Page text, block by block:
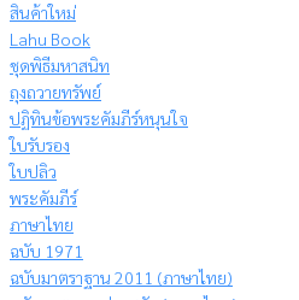
สินค้าใหม่
Lahu Book
ชุดพิธีมหาสนิท
ถุงถวายทรัพย์
ปฏิทินข้อพระคัมภีร์หนุนใจ
ใบรับรอง
ใบปลิว
พระคัมภีร์
ภาษาไทย
ฉบับ 1971
ฉบับมาตราฐาน 2011 (ภาษาไทย)